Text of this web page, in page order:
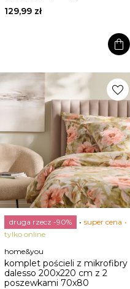
129,99 zł
shopping_bag
favorite
druga rzecz -90%
super cena
tylko online
home&you
komplet pościeli z mikrofibry
dalesso 200x220 cm z 2
poszewkami 70x80